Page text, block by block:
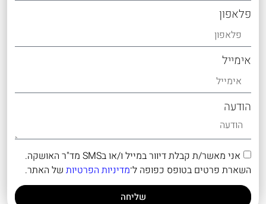
פלאפון
אימייל
הודעה
אני מאשר/ת קבלת דיוור במייל ו/או בSMS מד"ר האושקה.
השארת פרטים בטופס כפופה ל־מדיניות הפרטיות של האתר.
שליחה